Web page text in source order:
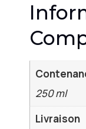
250 ml
Livraison